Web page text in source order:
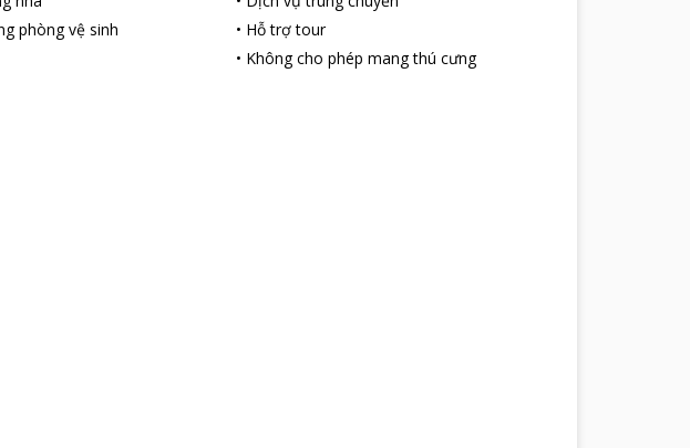
phòng vệ sinh
• Hỗ trợ tour
• Không cho phép mang thú cưng